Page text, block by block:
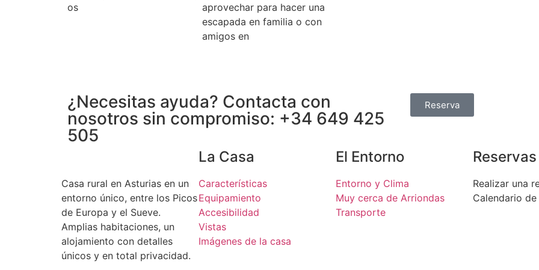
os
aprovechar para hacer una
escapada en familia o con
amigos en
¿Necesitas ayuda? Contacta con
nosotros sin compromiso: +34 649 425
505
Reserva
Casa rural en Asturias en un
entorno único, entre los Picos
de Europa y el Sueve.
Amplias habitaciones, un
alojamiento con detalles
únicos y en total privacidad.
La Casa
Características
Equipamiento
Accesibilidad
Vistas
Imágenes de la casa
El Entorno
Entorno y Clima
Muy cerca de Arriondas
Transporte
Reservas
Realizar una
Calendario